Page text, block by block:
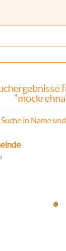
Suche in Name